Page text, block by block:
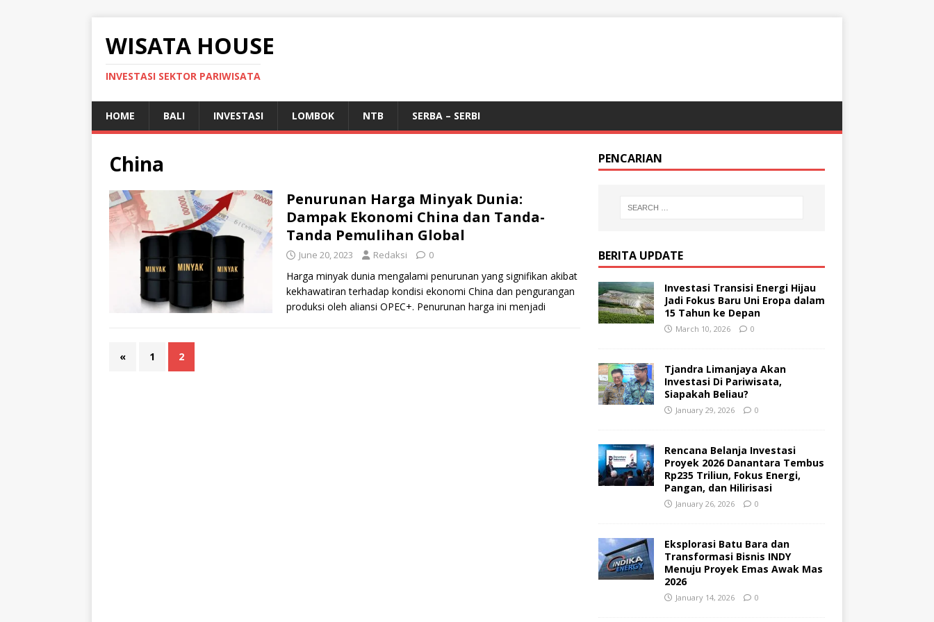
WISATA HOUSE
INVESTASI SEKTOR PARIWISATA
HOME BALI INVESTASI LOMBOK NTB SERBA – SERBI
China
Penurunan Harga Minyak Dunia:
Dampak Ekonomi China dan Tanda-
Tanda Pemulihan Global
June 20, 2023 Redaksi 0
Harga minyak dunia mengalami penurunan yang signifikan akibat
kekhawatiran terhadap kondisi ekonomi China dan pengurangan
produksi oleh aliansi OPEC+. Penurunan harga ini menjadi
« 1 2
PENCARIAN
BERITA UPDATE
Investasi Transisi Energi Hijau
Jadi Fokus Baru Uni Eropa dalam
15 Tahun ke Depan
March 10, 2026 0
Tjandra Limanjaya Akan
Investasi Di Pariwisata,
Siapakah Beliau?
January 29, 2026 0
Rencana Belanja Investasi
Proyek 2026 Danantara Tembus
Rp235 Triliun, Fokus Energi,
Pangan, dan Hilirisasi
January 26, 2026 0
Eksplorasi Batu Bara dan
Transformasi Bisnis INDY
Menuju Proyek Emas Awak Mas
2026
January 14, 2026 0